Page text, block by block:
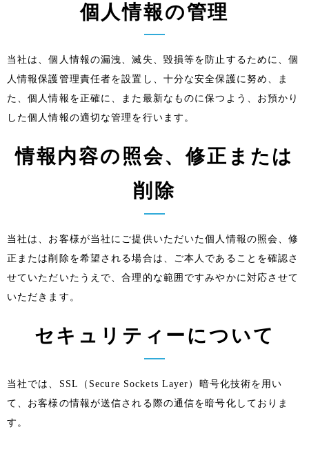
個人情報の管理
当社は、個人情報の漏洩、滅失、毀損等を防止するために、個
人情報保護管理責任者を設置し、十分な安全保護に努め、ま
た、個人情報を正確に、また最新なものに保つよう、お預かり
した個人情報の適切な管理を行います。
情報内容の照会、修正または
削除
当社は、お客様が当社にご提供いただいた個人情報の照会、修
正または削除を希望される場合は、ご本人であることを確認さ
せていただいたうえで、合理的な範囲ですみやかに対応させて
いただきます。
セキュリティーについて
当社では、SSL（Secure Sockets Layer）暗号化技術を用い
て、お客様の情報が送信される際の通信を暗号化しておりま
す。